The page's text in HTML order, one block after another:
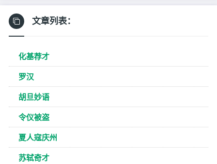
文章列表：
化基荐才
罗汉
胡旦妙语
令仪被盗
夏人寇庆州
苏轼奇才